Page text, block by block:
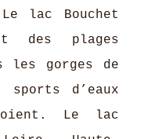
lac Bouchet
des plages
les gorges de
d’eaux
Le lac